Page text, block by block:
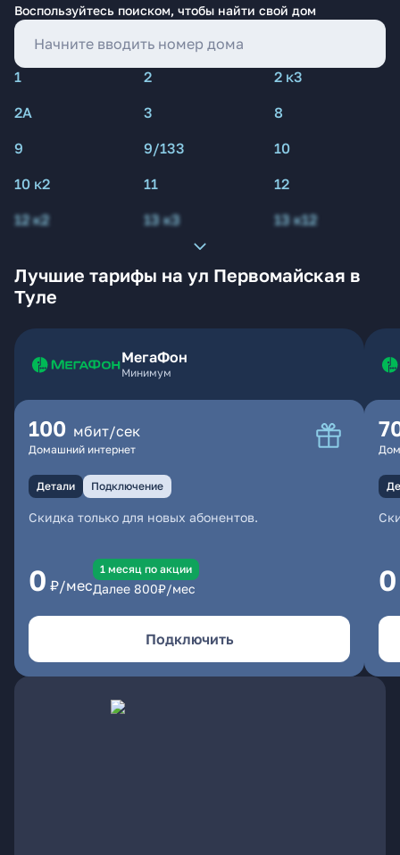
Воспользуйтесь поиском, чтобы найти свой дом
1 2
2 к3
2А
3
8
9
9/133
10
10 к2
11
12
12 к2
13 к3 13 к12
Лучшие тарифы на ул Первомайская в
Туле
МегаФон
Минимум
100 мбит/сек
Домашний интернет
Детали Подключение
Скидка только для новых абонентов.
0 ₽/мес
1 месяц по акции
Далее 800₽/мес
Подключить
0